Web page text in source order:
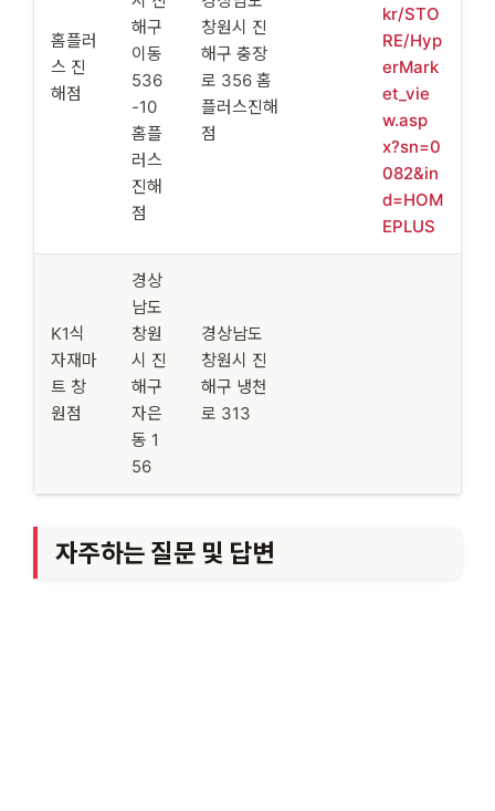
홈플러
스 진
해점
해구
이동
536
-10
홈플
러스
진해
점
창원시 진
해구 충장
로 356 홈
플러스진해
점
kr/STO
RE/Hyp
erMark
et_vie
w.asp
x?sn=0
082&in
d=HOM
EPLUS
K1식
자재마
트 창
원점
경상
남도
창원
시 진
해구
자은
동 1
56
경상남도
창원시 진
해구 냉천
로 313
자주하는 질문 및 답변